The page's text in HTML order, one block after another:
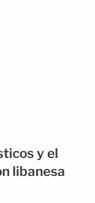
y el
libanesa